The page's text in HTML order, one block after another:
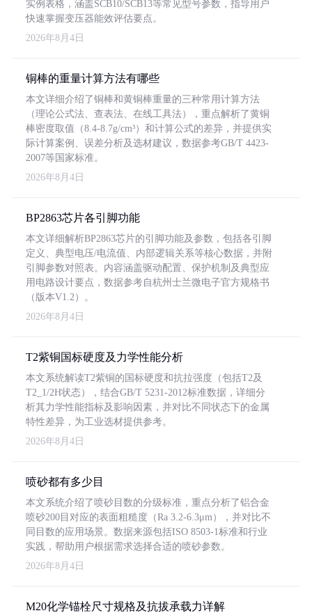
实例表格，涵盖SCB10/SCB13等常见型号参数，指导用户
快速掌握变压器能效评估要点。
2026年8月4日
铜棒的重量计算方法有哪些
本文详细介绍了铜棒和黄铜棒重量的三种常用计算方法
（理论公式法、查表法、在线工具法），重点解析了黄铜
棒密度取值（8.4-8.7g/cm³）和计算公式的差异，并提供实
际计算案例、误差分析及选材建议，数据参考GB/T 4423-
2007等国家标准。
2026年8月4日
BP2863芯片各引脚功能
本文详细解析BP2863芯片的引脚功能及参数，包括各引脚
定义、典型电压/电流值、内部逻辑关系等核心数据，并附
引脚参数对照表。内容涵盖驱动配置、保护机制及典型应
用电路设计要点，数据参考自杭州士兰微电子官方规格书
（版本V1.2）。
2026年8月4日
T2紫铜国标硬度及力学性能分析
本文系统解读T2紫铜的国标硬度和抗拉强度（包括T2及
T2_1/2H状态），结合GB/T 5231-2012标准数据，详细分
析其力学性能指标及影响因素，并对比不同状态下的金属
特性差异，为工业选材提供参考。
2026年8月4日
喷砂都有多少目
本文系统介绍了喷砂目数的分级标准，重点分析了铝合金
喷砂200目对应的表面粗糙度（Ra 3.2-6.3μm），并对比不
同目数的应用场景。数据来源包括ISO 8503-1标准和行业
实践，帮助用户根据需求选择合适的喷砂参数。
2026年8月4日
M20化学锚栓尺寸规格及抗拔承载力详解